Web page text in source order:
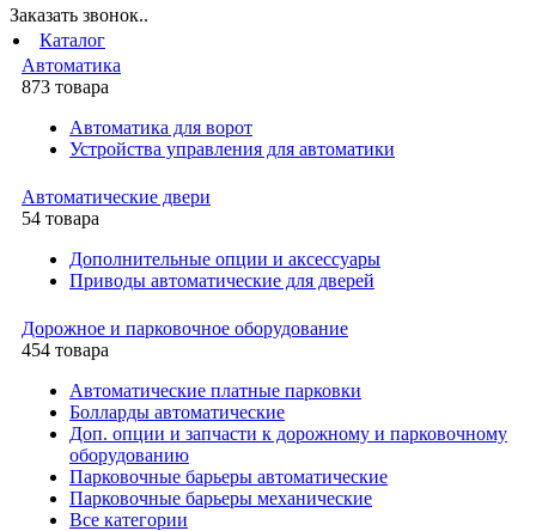
Заказать звонок..
Каталог
Автоматика
873 товара
Автоматика для ворот
Устройства управления для автоматики
Автоматические двери
54 товара
Дополнительные опции и аксессуары
Приводы автоматические для дверей
Дорожное и парковочное оборудование
454 товара
Автоматические платные парковки
Болларды автоматические
Доп. опции и запчасти к дорожному и парковочному
оборудованию
Парковочные барьеры автоматические
Парковочные барьеры механические
Все категории